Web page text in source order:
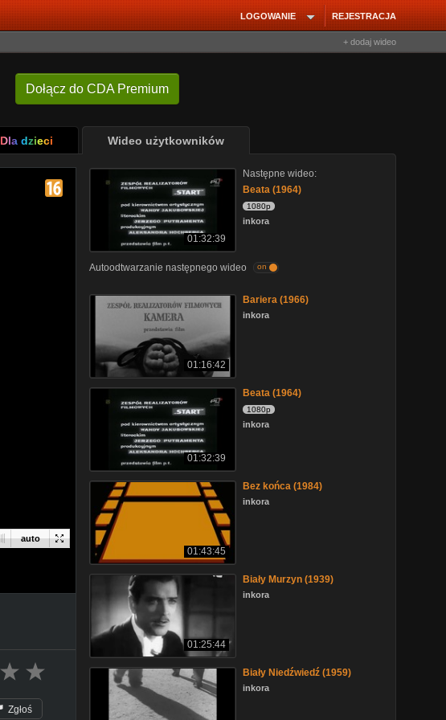
REJESTRACJA
LOGOWANIE
+ dodaj wideo
Dołącz do CDA Premium
Dla dzieci Wideo użytkowników
auto
Zgłoś
01:32:39
Następne wideo:
Beata (1964)
1080p
inkora
Autoodtwarzanie następnego wideo on
01:16:42
Bariera (1966)
inkora
01:32:39
Beata (1964)
1080p
inkora
01:43:45
Bez końca (1984)
inkora
01:25:44
Biały Murzyn (1939)
inkora
Biały Niedźwiedź (1959)
inkora